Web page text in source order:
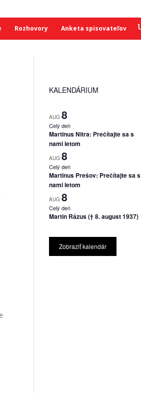
Rozhovory Anketa spisovateľov
KALENDÁRIUM
AUG8
Celý deň
Martinus Nitra: Prečítajte sa s
nami letom
AUG8
Celý deň
Martinus Prešov: Prečítajte sa s
nami letom
AUG8
Celý deň
Martin Rázus († 8. august 1937)
Zobraziť kalendár